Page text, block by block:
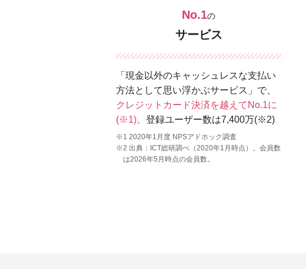
No.1の
サービス
「現金以外のキャッシュレスな支払い
方法として思い浮かぶサービス」で、
クレジットカード決済を越えてNo.1に
(※1)。 登録ユーザー数は7,400万(※2)
※1 2020年1月度 NPSアドホック調査
※2 出典：ICT総研調べ（2020年1月時点）。会員数
は2026年5月時点の会員数。